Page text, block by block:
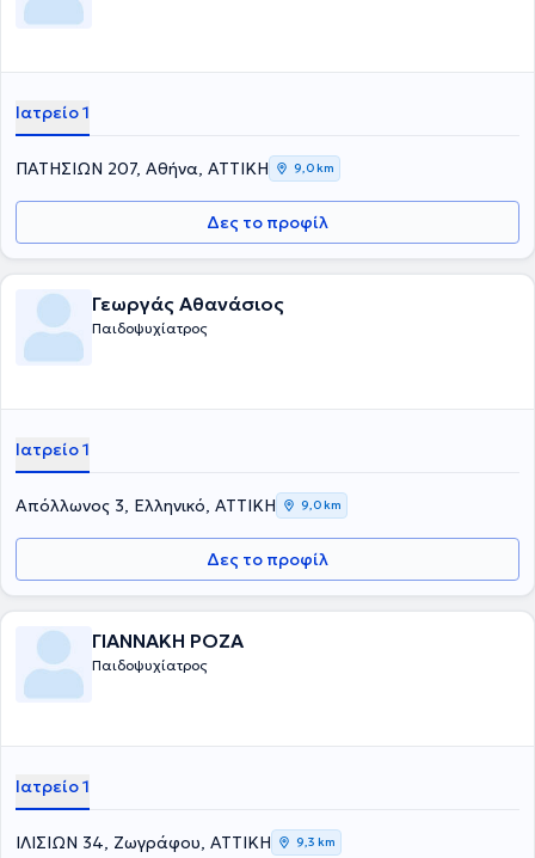
Ιατρείο 1
ΠΑΤΗΣΙΩΝ 207, Αθήνα, ΑΤΤΙΚΗ 9,0 km
Δες το προφίλ
Γεωργάς Αθανάσιος
Παιδοψυχίατρος
Ιατρείο 1
Απόλλωνος 3, Ελληνικό, ΑΤΤΙΚΗ 9,0 km
Δες το προφίλ
ΓΙΑΝΝΑΚΗ ΡΟΖΑ
Παιδοψυχίατρος
Ιατρείο 1
ΙΛΙΣΙΩΝ 34, Ζωγράφου, ΑΤΤΙΚΗ 9,3 km